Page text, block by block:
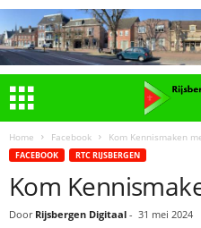
Home Facebook Kom Kennismaken
FACEBOOK RTC RIJSBERGEN
Kom
Door Rijsbergen Digitaal - 31 mei 2024